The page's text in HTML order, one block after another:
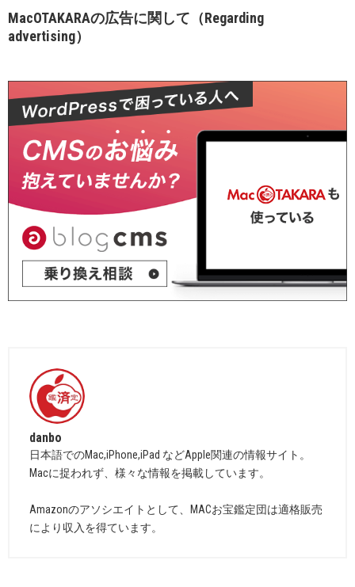
MacOTAKARAの広告に関して（Regarding
advertising）
danbo
日本語でのMac,iPhone,iPad などApple関連の情報サイト。
Macに捉われず、様々な情報を掲載しています。
Amazonのアソシエイトとして、MACお宝鑑定団は適格販売
により収入を得ています。